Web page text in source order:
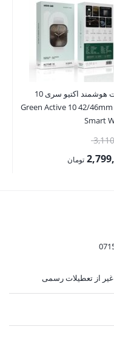
ساعت هوشمند اکتیو سری 10
گرین Green Active 10 42/46mm
Smart
قیمت
اصلی:
تومان